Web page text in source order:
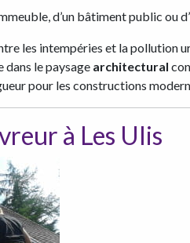
d’un bâtiment public ou
les intempéries et la pollution
dans le paysage architectural
pour les constructions
à Les Ulis